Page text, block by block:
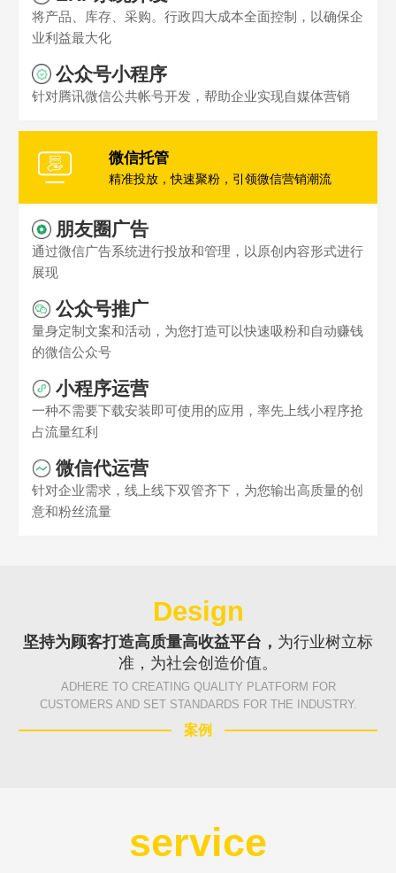
将产品、库存、采购。行政四大成本全面控制，以确保企
业利益最大化
公众号小程序
针对腾讯微信公共帐号开发，帮助企业实现自媒体营销
微信托管
精准投放，快速聚粉，引领微信营销潮流
朋友圈广告
通过微信广告系统进行投放和管理，以原创内容形式进行
展现
公众号推广
量身定制文案和活动，为您打造可以快速吸粉和自动赚钱
的微信公众号
小程序运营
一种不需要下载安装即可使用的应用，率先上线小程序抢
占流量红利
微信代运营
针对企业需求，线上线下双管齐下，为您输出高质量的创
意和粉丝流量
Design
坚持为顾客打造高质量高收益平台， 为行业树立标
准，为社会创造价值。
ADHERE TO CREATING QUALITY PLATFORM FOR
CUSTOMERS AND SET STANDARDS FOR THE INDUSTRY.
案例
service
Are you ready?
不怕就请留下您的需求及联系方式，我们会第一时间送上问候的。